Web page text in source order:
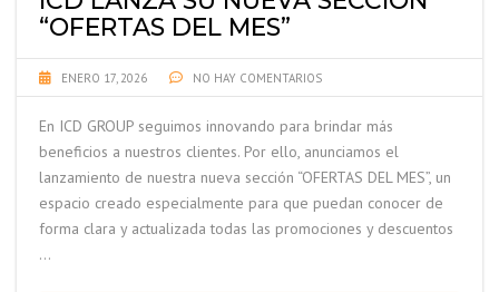
“OFERTAS DEL MES”
ENERO 17, 2026 NO HAY COMENTARIOS
En ICD GROUP seguimos innovando para brindar más
beneficios a nuestros clientes. Por ello, anunciamos el
lanzamiento de nuestra nueva sección “OFERTAS DEL MES”, un
espacio creado especialmente para que puedan conocer de
forma clara y actualizada todas las promociones y descuentos
…